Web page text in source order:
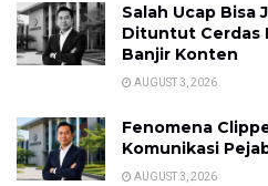
Salah Ucap Bisa
Dituntut Cerdas
Banjir Konten
AUGUST 3, 2026
Fenomena
Komunikasi
AUGUST 3, 2026